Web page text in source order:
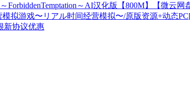
ForbiddenTemptation～AI汉化版【800M】【微云网
拟游戏〜リアル时间经营模拟〜/原版资源+动态
新协议优惠